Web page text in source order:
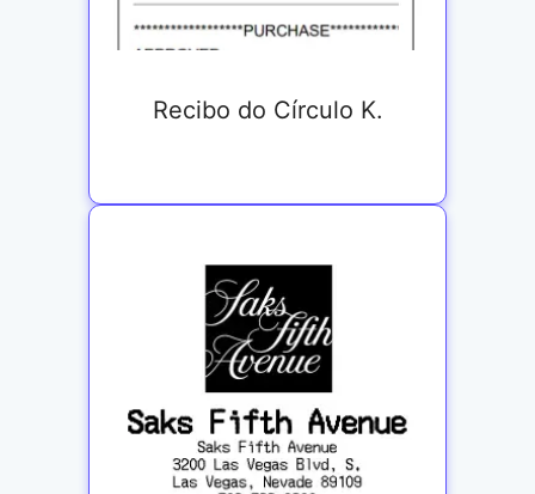
Recibo do Círculo K.